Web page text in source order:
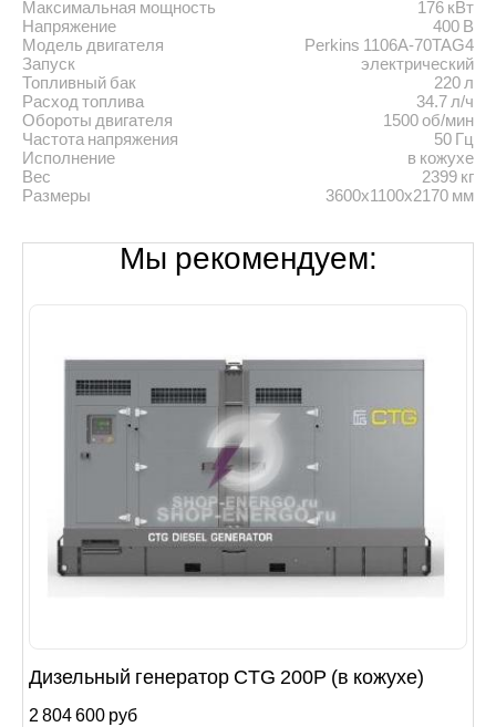
Максимальная мощность
176 кВт
Напряжение
400 В
Модель двигателя
Perkins 1106A-70TAG4
Запуск
электрический
Топливный бак
220 л
Расход топлива
34.7 л/ч
Обороты двигателя
1500 об/мин
Частота напряжения
50 Гц
Исполнение
в кожухе
Вес
2399 кг
Размеры
3600x1100x2170 мм
Мы рекомендуем:
Дизельный генератор CTG 200P (в кожухе)
2 804 600 руб